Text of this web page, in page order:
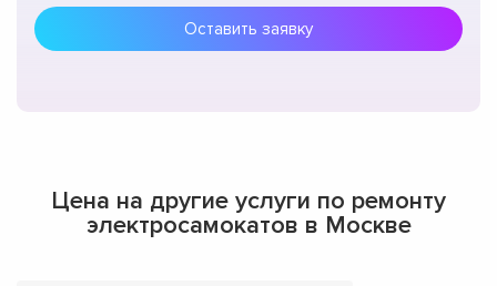
Оставить заявку
Цена на другие услуги по ремонту
электросамокатов в Москве